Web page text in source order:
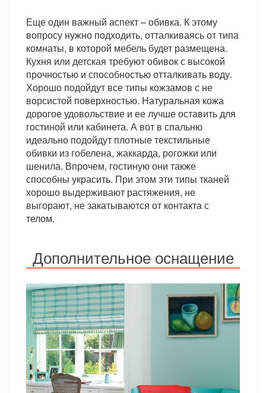
Еще один важный аспект – обивка. К этому
вопросу нужно подходить, отталкиваясь от типа
комнаты, в которой мебель будет размещена.
Кухня или детская требуют обивок с высокой
прочностью и способностью отталкивать воду.
Хорошо подойдут все типы кожзамов с не
ворсистой поверхностью. Натуральная кожа
дорогое удовольствие и ее лучше оставить для
гостиной или кабинета. А вот в спальню
идеально подойдут плотные текстильные
обивки из гобелена, жаккарда, рогожки или
шенила. Впрочем, гостиную они также
способны украсить. При этом эти типы тканей
хорошо выдерживают растяжения, не
выгорают, не закатываются от контакта с
телом.
Дополнительное оснащение